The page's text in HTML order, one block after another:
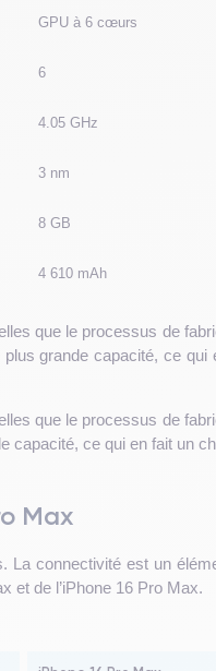
GPU à 6 cœurs
6
4.05 GHz
3 nm
8 GB
4 610 mAh
que le processus de
grande capacité, ce
que le processus de
capacité, ce qui en fait un
Max
connectivité est un
et de l’iPhone 16 Pro Max.